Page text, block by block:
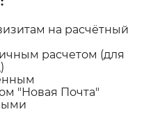
на расчётный
расчетом (для
"Новая Почта"